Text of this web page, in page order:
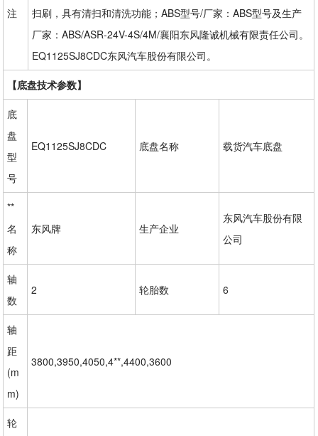
注
扫刷，具有清扫和清洗功能；ABS型号/厂家：ABS型号及生产
厂家：ABS/ASR-24V-4S/4M/襄阳东风隆诚机械有限责任公司。
EQ1125SJ8CDC东风汽车股份有限公司。
【底盘技术参数】
底
盘
型
号
EQ1125SJ8CDC 底盘名称 载货汽车底盘
**
名
称
东风牌 生产企业
东风汽车股份有限
公司
轴
数
2 轮胎数 6
轴
距
(m
m)
3800,3950,4050,4**,4400,3600
轮